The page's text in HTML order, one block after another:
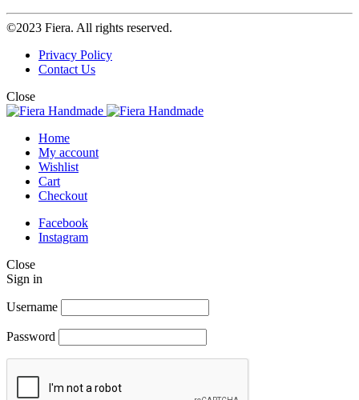
©2023 Fiera. All rights reserved.
Privacy Policy
Contact Us
Close
Home
My account
Wishlist
Cart
Checkout
Facebook
Instagram
Close
Sign in
Username
Password